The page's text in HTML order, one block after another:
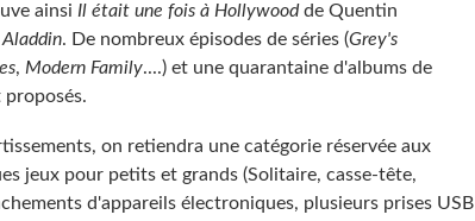
ainsi Il était une fois à Hollywoodde Quentin
Aladdin. De nombreux épisodes de séries (Grey's
, Modern Family....) et une quarantaine d'albums de
proposés.
on retiendra une catégorie réservée aux
jeux pour petits et grands (Solitaire, casse-tête,
d'appareils électroniques, plusieurs prises USB